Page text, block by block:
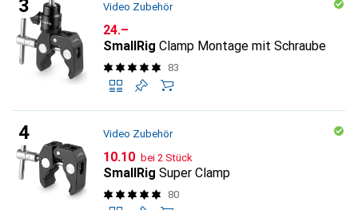
Video Zubehör
CHF
24.–
SmallRig Clamp Montage mit Schraube
83
Video Zubehör
CHF
10.10 bei 2 Stück
SmallRig Super Clamp
80